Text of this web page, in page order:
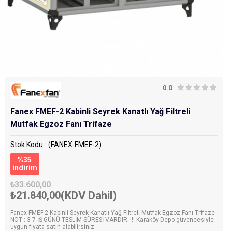
0.0
Fanex FMEF-2 Kabinli Seyrek Kanatlı Yağ Filtreli
Mutfak Egzoz Fanı Trifaze
Stok Kodu
(FANEX-FMEF-2)
%35
i̇ndirim
₺33.600,00
₺21.840,00(KDV Dahil)
Fanex FMEF-2 Kabinli Seyrek Kanatlı Yağ Filtreli Mutfak Egzoz Fanı Trifaze
NOT : 3-7 İŞ GÜNÜ TESLİM SÜRESİ VARDIR. !!! Karaköy Depo güvencesiyle
uygun fiyata satın alabilirsiniz.